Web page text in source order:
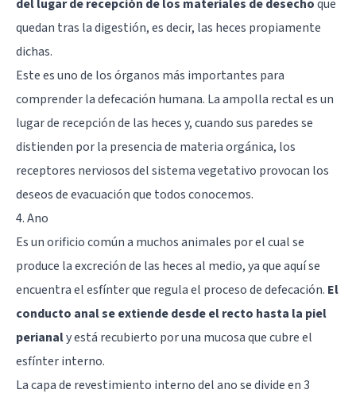
del lugar de recepción de los materiales de desechoque
quedan tras la digestión, es decir, las heces propiamente
dichas.
Este es uno de los órganos más importantes para
comprender la defecación humana. La ampolla rectal es un
lugar de recepción de las heces y, cuando sus paredes se
distienden por la presencia de materia orgánica, los
receptores nerviosos del sistema vegetativo provocan los
deseos de evacuación que todos conocemos.
4. Ano
Es un orificio común a muchos animales por el cual se
produce la excreción de las heces al medio, ya que aquí se
encuentra el esfínter que regula el proceso de defecación. El
conducto anal se extiende desde el recto hasta la piel
perianaly está recubierto por una mucosa que cubre el
esfínter interno.
La capa de revestimiento interno del ano se divide en 3